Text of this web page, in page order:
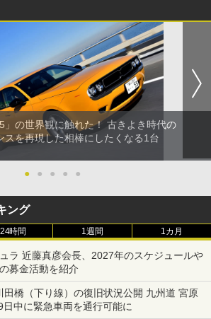
」の世界観に触れた！ 古きよき時代の
スを再現した相棒にしたくなる1台
● ● ● ● ●
ング
24時間 1週間 1カ月
ラ 近藤真彦会長、2027年のスケジュールや
募金活動を紹介
田橋（下り線）の復旧状況公開 九州道 宮原
日中に緊急車両を通行可能に